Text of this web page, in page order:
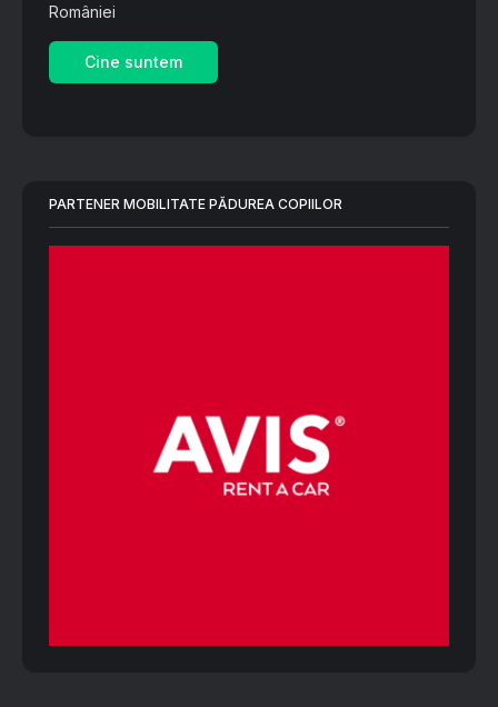
României
Cine suntem
PARTENER MOBILITATE PĂDUREA COPIILOR